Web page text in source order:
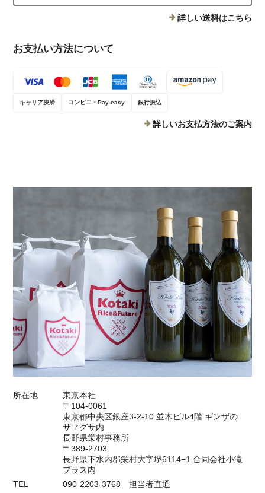
詳しい送料はこちら
お支払い方法について
キャリア決済 コンビニ・Pay-easy 銀行振込
詳しいお支払方法のご案内
所在地
東京本社
〒104-0061
東京都中央区銀座3-2-10 並木ビル4階 ギンザの
サヱグサ内
長野県栄村事務所
〒389-2703
長野県下水内郡栄村大字堺6114−1 合同会社小滝
プラス内
TEL
090-2203-3768 担当者直通